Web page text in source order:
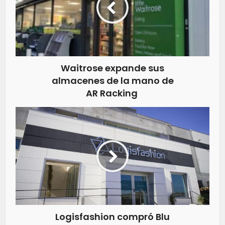
Waitrose expande sus
almacenes de la mano de
AR Racking
Logisfashion compró Blu